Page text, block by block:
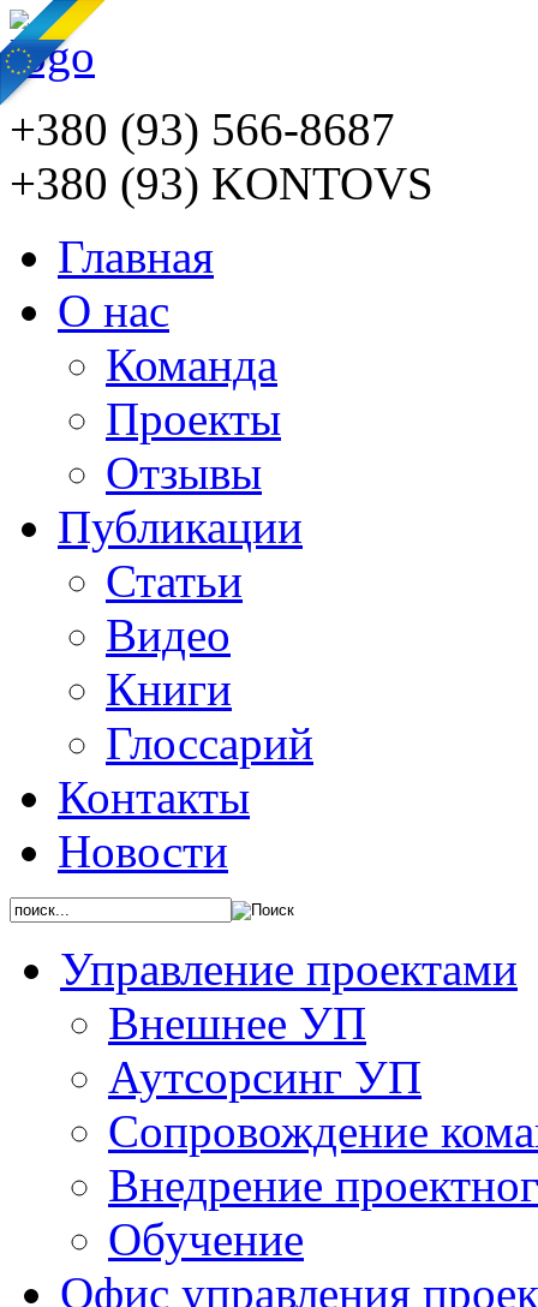
+380 (93) 566-8687
+380 (93) KONTOVS
Главная
О нас
Команда
Проекты
Отзывы
Публикации
Статьи
Видео
Книги
Глоссарий
Контакты
Новости
Управление проектами
Внешнее УП
Аутсорсинг УП
Сопровождение
Внедрение
Обучение
Офис управления